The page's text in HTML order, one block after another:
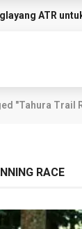
ATR
"Tahura Trail
RACE